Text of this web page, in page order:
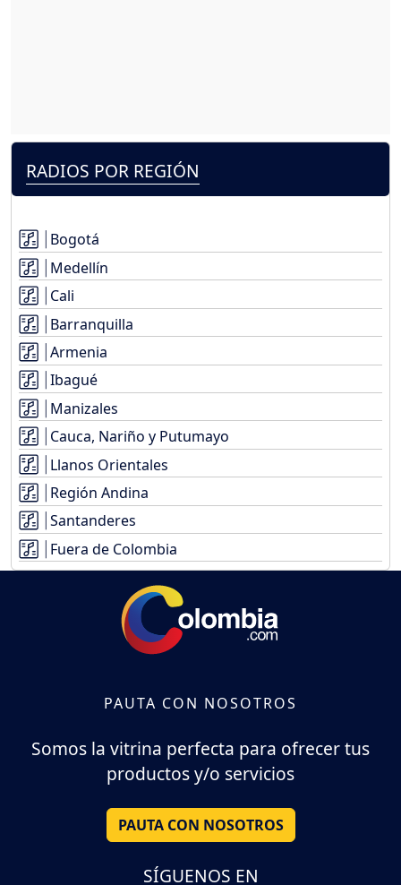
RADIOS POR REGIÓN
Bogotá
Medellín
Cali
Barranquilla
Armenia
Ibagué
Manizales
Cauca, Nariño y Putumayo
Llanos Orientales
Región Andina
Santanderes
Fuera de Colombia
PAUTA CON NOSOTROS
Somos la vitrina perfecta para ofrecer tus
productos y/o servicios
PAUTA CON NOSOTROS
SÍGUENOS EN